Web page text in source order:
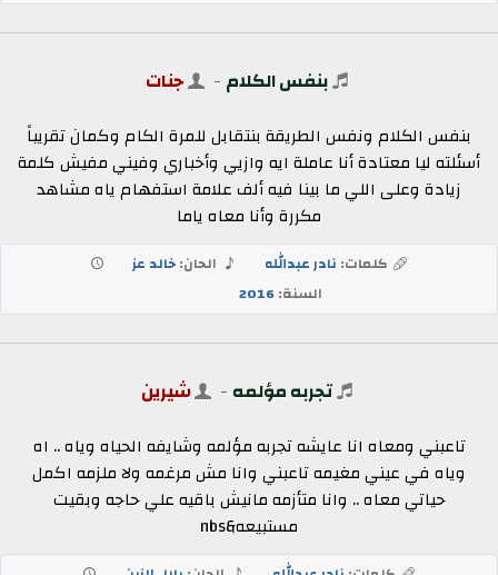
بنفس الكلام - جنات
بنفس الكلام ونفس الطريقة بنتقابل للمرة الكام وكمان تقريباً
أسئلته ليا معتادة أنا عاملة ايه وازيي وأخباري وفيني مفيش كلمة
زيادة وعلى اللي ما بينا فيه ألف علامة استفهام ياه مشاهد
مكررة وأنا معاه ياما
كلمات: نادر عبدالله الحان:خالد عز
السنة:2016
تجربه مؤلمه - شيرين
تاعبني ومعاه انا عايشه تجربه مؤلمه وشايفه الحياه وياه .. اه
وياه في عيني مغيمه تاعبني وانا مش مرغمه ولا ملزمه اكمل
حياتي معاه .. وانا متأزمه مانيش باقيه علي حاجه وبقيت
مستبيعه&nbs